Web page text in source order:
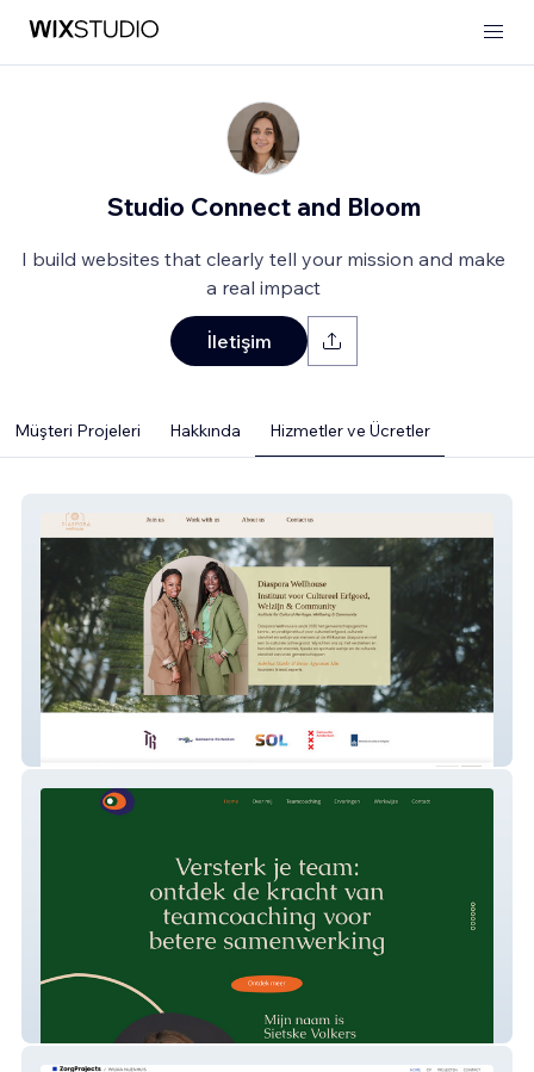
Studio Connect and Bloom
I build websites that clearly tell your mission and make
a real impact
İletişim
Müşteri Projeleri Hakkında Hizmetler ve Ücretler
Diaspora Wellhouse
Sietske Volkers Teamcoaching